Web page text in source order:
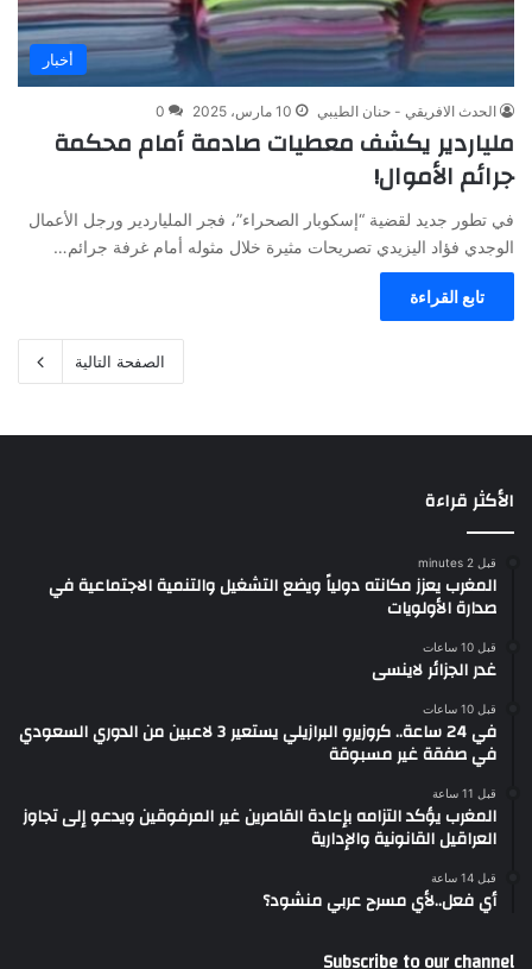
أخبار
الحدث الافريقي - حنان الطيبي 10 مارس، 2025 0
ملياردير يكشف معطيات صادمة أمام محكمة
جرائم الأموال!
في تطور جديد لقضية “إسكوبار الصحراء”، فجر الملياردير ورجل الأعمال
الوجدي فؤاد اليزيدي تصريحات مثيرة خلال مثوله أمام غرفة جرائم…
تابع القراءة
الصفحة التالية
الأكثر قراءة
قبل 2 minutes
المغرب يعزز مكانته دولياً ويضع التشغيل والتنمية الاجتماعية في
صدارة الأولويات
قبل 10 ساعات
غدر الجزائر لاينسى
قبل 10 ساعات
في 24 ساعة.. كروزيرو البرازيلي يستعير 3 لاعبين من الدوري السعودي
في صفقة غير مسبوقة
قبل 11 ساعة
المغرب يؤكد التزامه بإعادة القاصرين غير المرفوقين ويدعو إلى تجاوز
العراقيل القانونية والإدارية
قبل 14 ساعة
أي فعل..لأي مسرح عربي منشود؟
Subscribe to our channel